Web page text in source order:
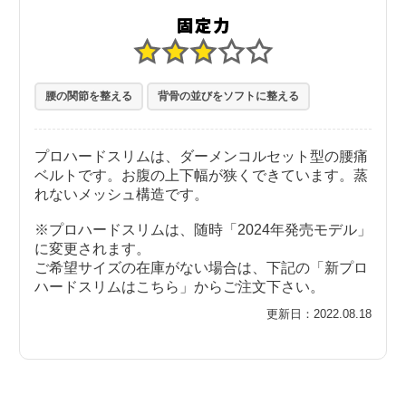
腰の関節を整える 背骨の並びをソフトに整える
プロハードスリムは、ダーメンコルセット型の腰痛
ベルトです。お腹の上下幅が狭くできています。蒸
れないメッシュ構造です。
※プロハードスリムは、随時「2024年発売モデル」
に変更されます。
ご希望サイズの在庫がない場合は、下記の「新プロ
ハードスリムはこちら」からご注文下さい。
更新日：2022.08.18